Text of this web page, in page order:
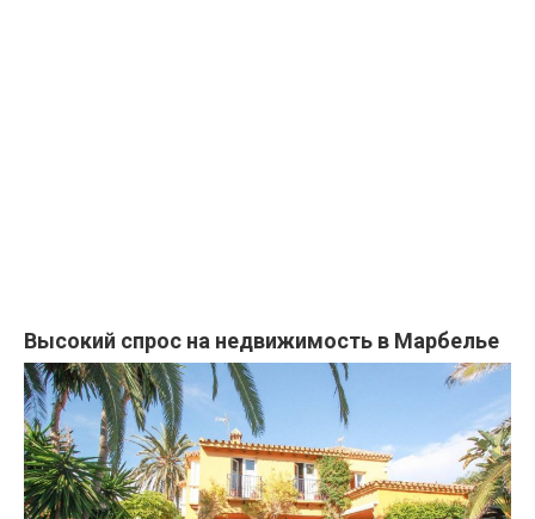
Высокий спрос на недвижимость в Марбелье